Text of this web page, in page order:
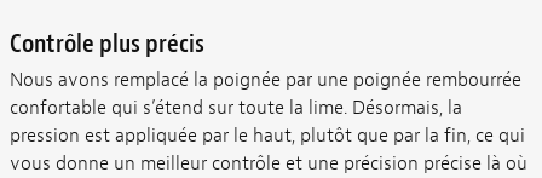
Contrôle plus précis
Nous avons remplacé la poignée par une poignée rembourrée
confortable qui s’étend sur toute la lime. Désormais, la
pression est appliquée par le haut, plutôt que par la fin, ce qui
vous donne un meilleur contrôle et une précision précise là où